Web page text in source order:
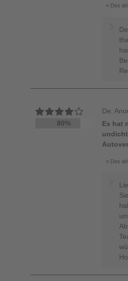
Des
80%
De:
Es hat
Des